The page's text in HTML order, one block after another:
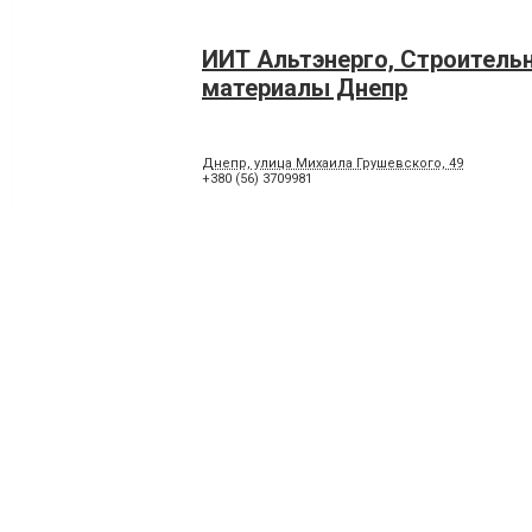
ИИТ Альтэнерго,
материалы Днепр
Днепр, улица Михаила Грушевского, 49
+380 (56) 3709981